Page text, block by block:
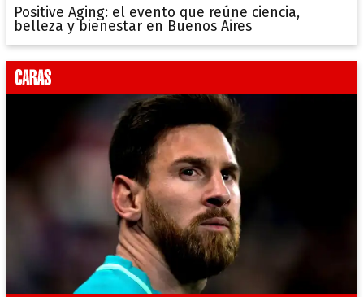
Positive Aging: el evento que reúne ciencia,
belleza y bienestar en Buenos Aires